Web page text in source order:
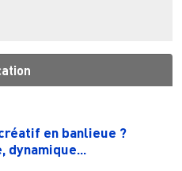
en banlieue ?